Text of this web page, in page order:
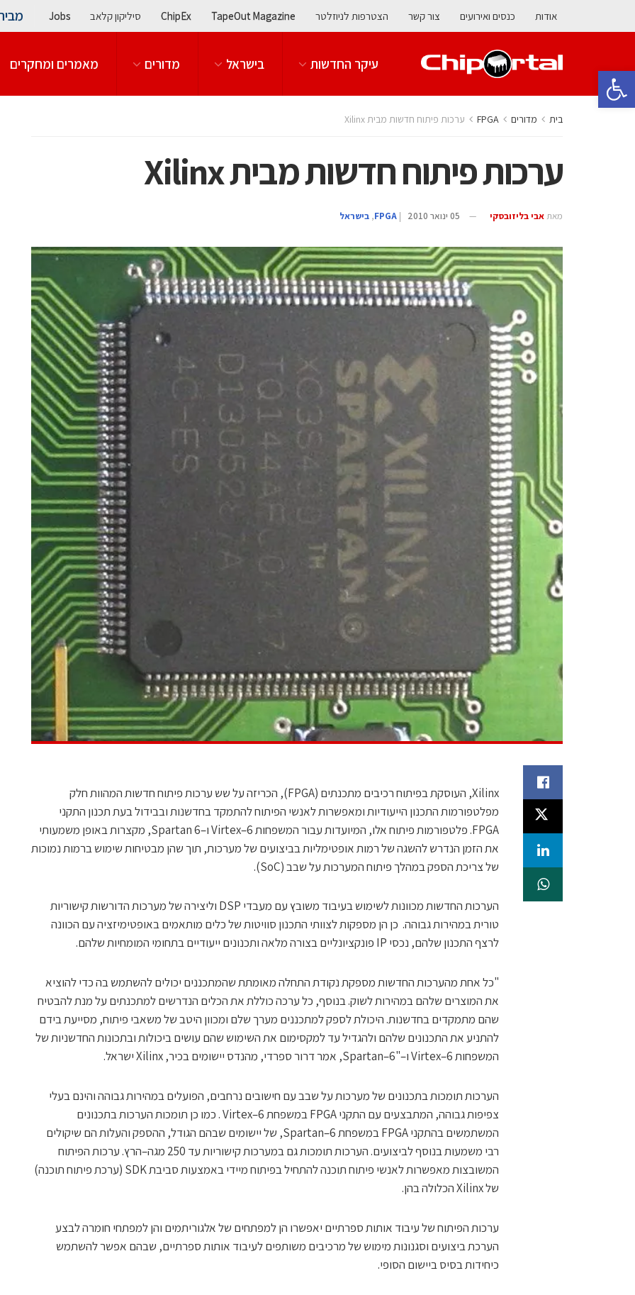
פתח סרגל נגישות
אודות כנסים ואירועים צור קשר הצטרפות לניוזלטר TapeOut Magazine
ChipEx סיליקון קלאב Jobs
עיקר החדשות בישראל מדורים מאמרים ומחקרים
בית מדורים ‫‪FPGA‬‬ ערכות פיתוח חדשות מבית Xilinx
ערכות פיתוח חדשות מבית Xilinx
מאת אבי בליזובסקי 05 ינואר 2010 |
‫‪FPGA‬‬
, בישראל
Xilinx, העוסקת בפיתוח רכיבים מתכנתים (FPGA), הכריזה על שש ערכות פיתוח חדשות המהוות חלק
מפלטפורמות התכנון הייעודיות ומאפשרות לאנשי הפיתוח להתמקד בחדשנות ובבידול בעת תכנון התקני
FPGA. פלטפורמות פיתוח אלו, המיועדות עבור המשפחות Virtex–6 ו–Spartan 6, מקצרות באופן משמעותי
את הזמן הנדרש להשגה של רמות אופטימליות בביצועים של מערכות, תוך שהן מבטיחות שימוש ברמות נמוכות
של צריכת הספק במהלך פיתוח המערכות על שבב (SoC).
הערכות החדשות מכוונות לשימוש בעיבוד משובץ עם מעבדי DSP וליצירה של מערכות הדורשות קישוריות
טורית במהירות גבוהה. כן הן מספקות לצוותי התכנון סוויטות של כלים מותאמים באופטימיזציה עם הכוונה
לרצף התכנון שלהם, נכסי IP פונקציונליים בצורה מלאה ותכנונים ייעודיים בתחומי המומחיות שלהם.
"כל אחת מהערכות החדשות מספקת נקודת התחלה מאומתת שהמתכננים יכולים להשתמש בה כדי להוציא
את המוצרים שלהם במהירות לשוק. בנוסף, כל ערכה כוללת את הכלים הנדרשים למתכנתים על מנת להבטיח
שהם מתמקדים בחדשנות. היכולת לספק למתכננים מערך שלם ומכוון היטב של משאבי פיתוח, מסייעת בידם
להתניע את התכנונים שלהם ולהגדיל עד למקסימום את השימוש שהם עושים ביכולות ובתכונות החדשניות של
המשפחות Virtex–6 ו–"Spartan–6, אמר דרור ספרדי, מהנדס יישומים בכיר, Xilinx ישראל.
הערכות תומכות בתכנונים של מערכות על שבב עם חישובים נרחבים, הפועלים במהירות גבוהה והינם בעלי
צפיפות גבוהה, המתבצעים עם התקני FPGA במשפחת Virtex–6 . כמו כן תומכות הערכות בתכנונים
המשתמשים בהתקני FPGA במשפחת Spartan–6, של יישומים שבהם הגודל, ההספק והעלות הם שיקולים
רבי משמעות בנוסף לביצועים. הערכות תומכות גם במערכות קישוריות עד 250 מגה–הרץ. ערכות הפיתוח
המשובצות מאפשרות לאנשי פיתוח תוכנה להתחיל בפיתוח מיידי באמצעות סביבת SDK (ערכת פיתוח תוכנה)
של Xilinx הכלולה בהן.
ערכות הפיתוח של עיבוד אותות ספרתיים יאפשרו הן למפתחים של אלגוריתמים והן למפתחי חומרה לבצע
הערכת ביצועים וסגנונות מימוש של מרכיבים משותפים לעיבוד אותות ספרתיים, שבהם אפשר להשתמש
כיחידות בסיס ביישום הסופי.